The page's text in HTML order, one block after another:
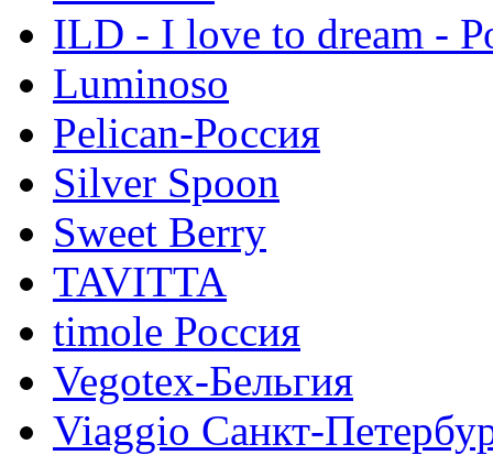
ILD - I love to dream -
Luminoso
Pelican-Россия
Silver Spoon
Sweet Berry
TAVITTA
timole Россия
Vegotex-Бельгия
Viaggio Санкт-